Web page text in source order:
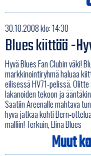
30.10.2008 klo: 14:30
Blues kiittää -
Hyvä Blues Fan Clubin väki!
markkinointiryhmä haluaa
eilisessä HV71-pelissä.
lakanoiden tekoon ja
Saatiin Areenalle mahtava
hyvä jatkaa kohti Bern-
malliin! Terkuin, Elina Blues
Muut